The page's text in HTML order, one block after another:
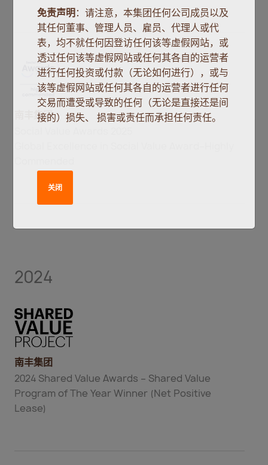
南丰集团
2024
南丰集团
2024 Shared Value Awards – Shared Value
Program of The Year Winner (Net Positive
Lease)
免责声明：请注意，本集团任何公司成员以及
其任何董事、管理人员、雇员、代理人或代
表，均不就任何因登访任何该等虚假网站，或
透过任何该等虚假网站或任何其各自的运营者
进行任何投资或付款（无论如何进行），或与
该等虚假网站或任何其各自的运营者进行任何
交易而遭受或导致的任何（无论是直接还是间
接的）损失、 损害或责任而承担任何责任。
关闭